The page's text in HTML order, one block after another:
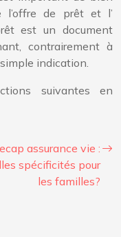
l’offre de prêt et l’
est un document
contrairement à
simple indication.
suivantes en
assurance vie :
spécificités pour
les familles?